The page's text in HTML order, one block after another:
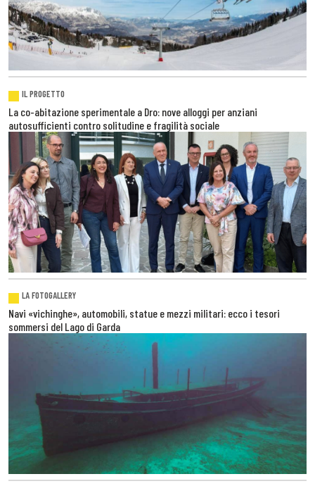
IL PROGETTO
La co-abitazione sperimentale a Dro: nove alloggi per anziani
autosufficienti contro solitudine e fragilità sociale
LA FOTOGALLERY
Navi «vichinghe», automobili, statue e mezzi militari: ecco i tesori
sommersi del Lago di Garda